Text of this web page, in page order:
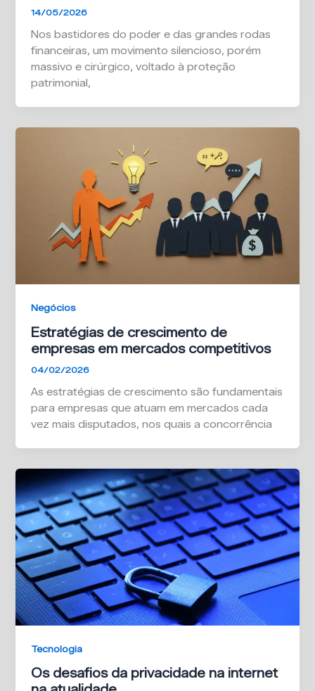
14/05/2026
Nos bastidores do poder e das grandes rodas
financeiras, um movimento silencioso, porém
massivo e cirúrgico, voltado à proteção
patrimonial,
Negócios
Estratégias de crescimento de
empresas em mercados competitivos
04/02/2026
As estratégias de crescimento são fundamentais
para empresas que atuam em mercados cada
vez mais disputados, nos quais a concorrência
Tecnologia
Os desafios da privacidade na internet